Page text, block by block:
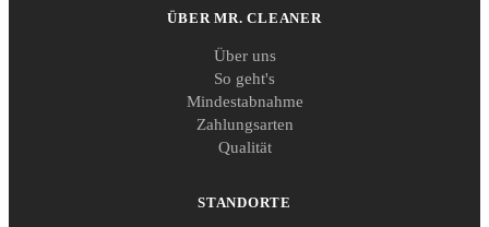
ÜBER MR. CLEANER
Über uns
So geht's
Mindestabnahme
Zahlungsarten
Qualität
STANDORTE